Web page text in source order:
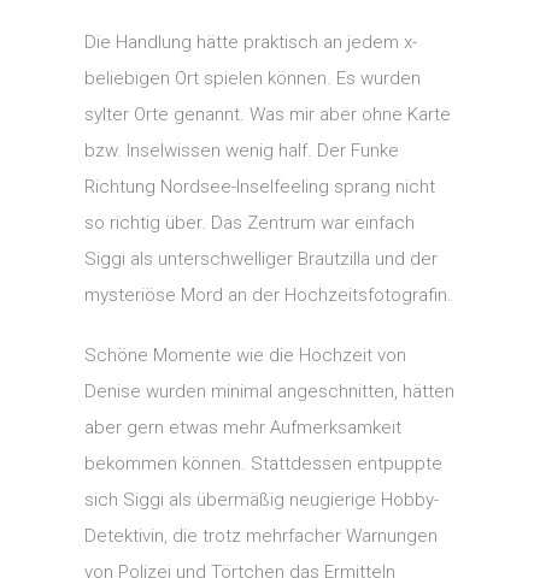
Die Handlung hätte praktisch an jedem x-
beliebigen Ort spielen können. Es wurden
sylter Orte genannt. Was mir aber ohne Karte
bzw. Inselwissen wenig half. Der Funke
Richtung Nordsee-Inselfeeling sprang nicht
so richtig über. Das Zentrum war einfach
Siggi als unterschwelliger Brautzilla und der
mysteriöse Mord an der Hochzeitsfotografin.
Schöne Momente wie die Hochzeit von
Denise wurden minimal angeschnitten, hätten
aber gern etwas mehr Aufmerksamkeit
bekommen können. Stattdessen entpuppte
sich Siggi als übermäßig neugierige Hobby-
Detektivin, die trotz mehrfacher Warnungen
von Polizei und Törtchen das Ermitteln